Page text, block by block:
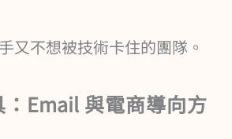
又不想被技術卡住的團隊。
Email 與電商導向方